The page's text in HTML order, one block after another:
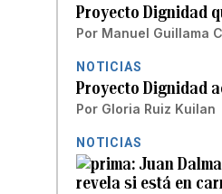
Proyecto Dignidad
Por Manuel Guillama
NOTICIAS
Proyecto Dignidad
Por Gloria Ruiz Kuilan
NOTICIAS
Juan
revela si está en